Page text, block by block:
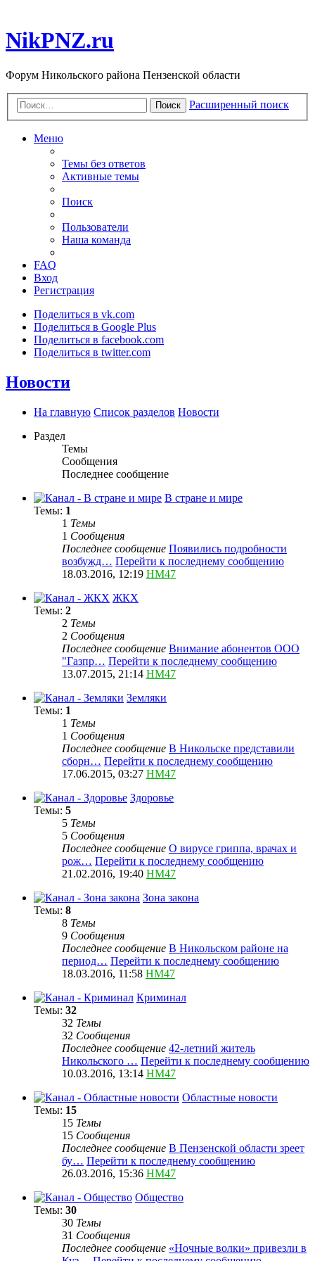
NikPNZ.ru
Форум Никольского района Пензенской области
Поиск Расширенный поиск
Меню
Темы без ответов
Активные темы
Поиск
Пользователи
Наша команда
FAQ
Вход
Регистрация
Поделиться в vk.com
Поделиться в Google Plus
Поделиться в facebook.com
Поделиться в twitter.com
Новости
На главную Список разделов Новости
Раздел
Темы
Сообщения
Последнее сообщение
В стране и мире
Темы: 1
1 Темы
1 Сообщения
Последнее сообщение Появились подробности
возбужд… Перейти к последнему сообщению
18.03.2016, 12:19 HM47
ЖКХ
Темы: 2
2 Темы
2 Сообщения
Последнее сообщение Внимание абонентов ООО
"Газпр… Перейти к последнему сообщению
13.07.2015, 21:14 HM47
Земляки
Темы: 1
1 Темы
1 Сообщения
Последнее сообщение В Никольске представили
сборн… Перейти к последнему сообщению
17.06.2015, 03:27 HM47
Здоровье
Темы: 5
5 Темы
5 Сообщения
Последнее сообщение О вирусе гриппа, врачах и
рож… Перейти к последнему сообщению
21.02.2016, 19:40 HM47
Зона закона
Темы: 8
8 Темы
9 Сообщения
Последнее сообщение В Никольском районе на
период… Перейти к последнему сообщению
18.03.2016, 11:58 HM47
Криминал
Темы: 32
32 Темы
32 Сообщения
Последнее сообщение 42-летний житель
Никольского … Перейти к последнему сообщению
10.03.2016, 13:14 HM47
Областные новости
Темы: 15
15 Темы
15 Сообщения
Последнее сообщение В Пензенской области зреет
бу… Перейти к последнему сообщению
26.03.2016, 15:36 HM47
Общество
Темы: 30
30 Темы
31 Сообщения
Последнее сообщение «Ночные волки» привезли в